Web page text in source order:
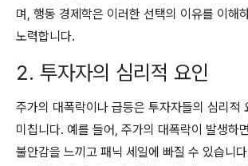
며, 행동 경제학은 이러한 선택의 이유를 이해
노력합니다.
2. 투자자의 심리적 요인
주가의 대폭락이나 급등은 투자자들의 심리적
미칩니다. 예를 들어, 주가의 대폭락이 발생하
불안감을 느끼고 패닉 세일에 빠질 수 있습니